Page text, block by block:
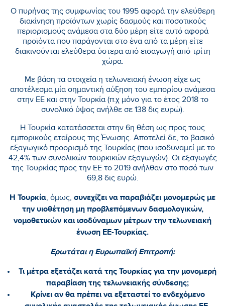
Ο πυρήνας της συμφωνίας του 1995 αφορά την ελεύθερη
διακίνηση προϊόντων χωρίς δασμούς και ποσοτικούς
περιορισμούς ανάμεσα στα δύο μέρη είτε αυτό αφορά
προϊόντα που παράγονται στο ένα από τα μέρη είτε
διακινούνται ελεύθερα ύστερα από εισαγωγή από τρίτη
χώρα.
Με βάση τα στοιχεία η τελωνειακή ένωση είχε ως
αποτέλεσμα μία σημαντική αύξηση του εμπορίου ανάμεσα
στην ΕΕ και στην Τουρκία (π.χ μόνο για το έτος 2018 το
συνολικό ύψος ανήλθε σε 138 δις ευρώ).
Η Τουρκία κατατάσσεται στην 6η θέση ως προς τους
εμπορικούς εταίρους της Ένωσης. Αποτελεί δε, το βασικό
εξαγωγικό προορισμό της Τουρκίας (που ισοδυναμεί με το
42,4% των συνολικών τουρκικών εξαγωγών). Οι εξαγωγές
της Τουρκίας προς την ΕΕ το 2019 ανήλθαν στο ποσό των
69,8 δις ευρώ.
Η Τουρκία, όμως, συνεχίζει να παραβιάζει μονομερώς με
την υιοθέτηση μη προβλεπόμενων δασμολογικών,
νομοθετικών και ισοδύναμων μέτρων την τελωνειακή
ένωση ΕΕ-Τουρκίας.
Ερωτάται η Ευρωπαϊκή Επιτροπή:
Τι μέτρα εξετάζει κατά της Τουρκίας για την μονομερή
παραβίαση της τελωνειακής σύνδεσης;
Κρίνει αν θα πρέπει να εξεταστεί το ενδεχόμενο